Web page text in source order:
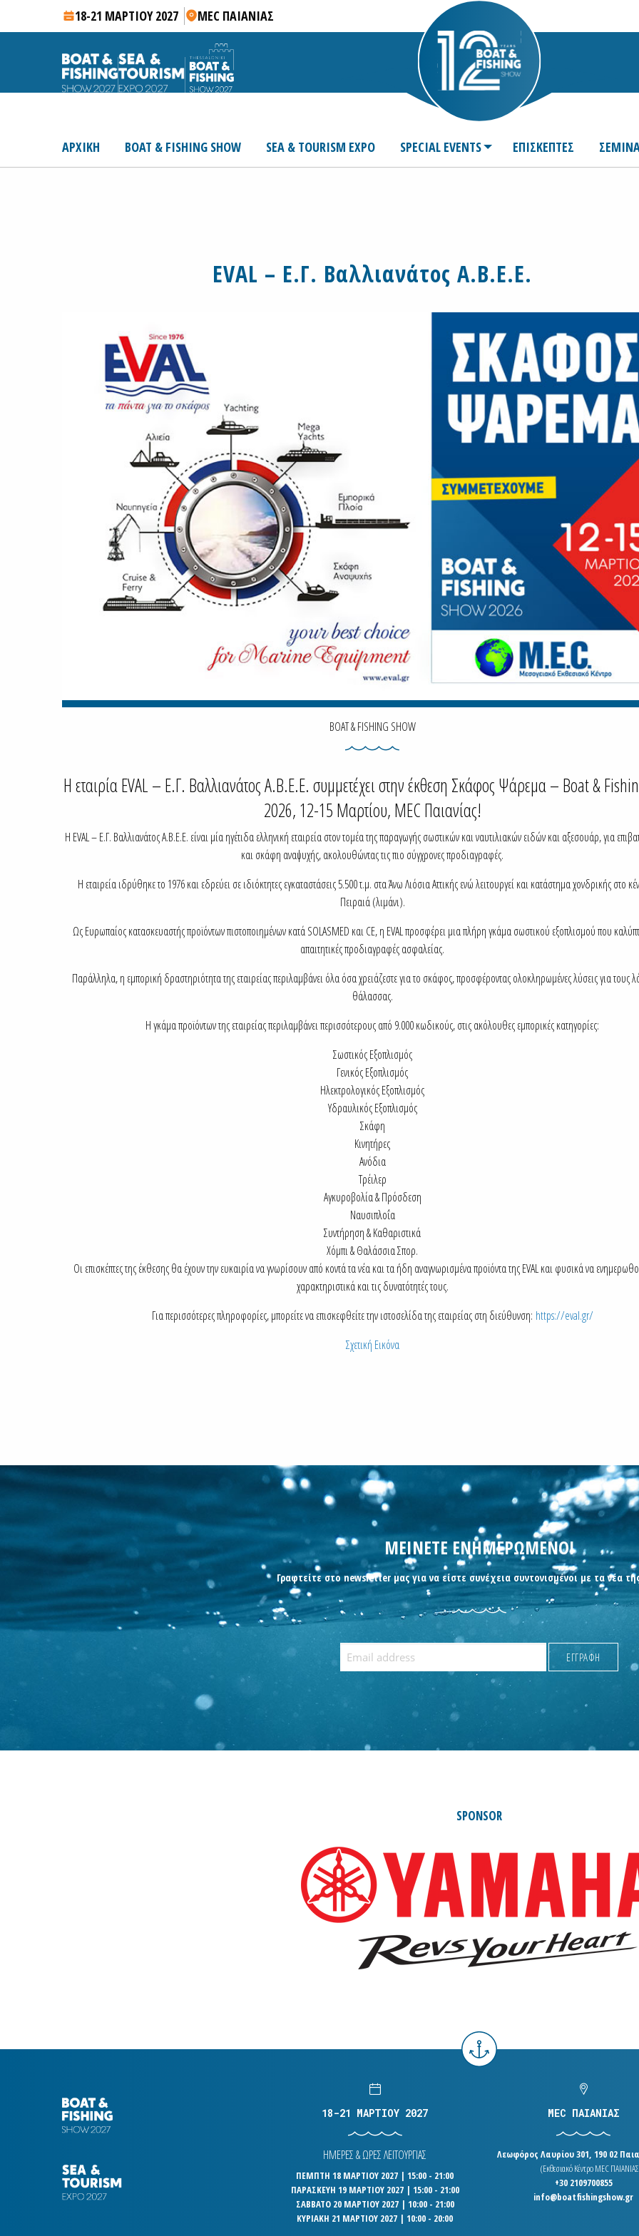
18-21 ΜΑΡΤΙΟΥ 2027 MEC ΠΑΙΑΝΙΑΣ
ΑΡΧΙΚΗ BOAT & FISHING SHOW SEA & TOURISM EXPO SPECIAL EVENTS ΕΠΙΣΚΕΠΤΕΣ
EVAL – Ε.Γ. Βαλλιανάτος Α.Β.Ε.Ε.
BOAT & FISHING SHOW
H εταιρία EVAL – Ε.Γ. Βαλλιανάτος Α.Β.Ε.Ε. συμμετέχει στην έκθεση Σκάφος Ψάρεμα – Boat &
2026, 12-15 Μαρτίου, MEC Παιανίας!
Η EVAL – Ε.Γ. Βαλλιανάτος Α.Β.Ε.Ε. είναι μία ηγέτιδα ελληνική εταιρεία στον τομέα της παραγωγής σωστικών και ναυτιλιακών ειδών και αξεσουάρ, για
και σκάφη αναψυχής, ακολουθώντας τις πιο σύγχρονες προδιαγραφές.
Η εταιρεία ιδρύθηκε το 1976 και εδρεύει σε ιδιόκτητες εγκαταστάσεις 5.500 τ.μ. στα Άνω Λιόσια Αττικής ενώ λειτουργεί και κατάστημα χονδρικής στο
Πειραιά (λιμάνι).
Ως Ευρωπαίος κατασκευαστής προϊόντων πιστοποιημένων κατά SOLASMED και CE, η EVAL προσφέρει μια πλήρη γκάμα σωστικού εξοπλισμού που
απαιτητικές προδιαγραφές ασφαλείας.
Παράλληλα, η εμπορική δραστηριότητα της εταιρείας περιλαμβάνει όλα όσα χρειάζεστε για το σκάφος, προσφέροντας ολοκληρωμένες λύσεις για τους
θάλασσας.
Η γκάμα προϊόντων της εταιρείας περιλαμβάνει περισσότερους από 9.000 κωδικούς, στις ακόλουθες εμπορικές κατηγορίες:
Σωστικός Εξοπλισμός
Γενικός Εξοπλισμός
Ηλεκτρολογικός Εξοπλισμός
Υδραυλικός Εξοπλισμός
Σκάφη
Κινητήρες
Ανόδια
Τρέιλερ
Αγκυροβολία & Πρόσδεση
Ναυσιπλοΐα
Συντήρηση & Καθαριστικά
Χόμπι & Θαλάσσια Σπορ.
Οι επισκέπτες της έκθεσης θα έχουν την ευκαιρία να γνωρίσουν από κοντά τα νέα και τα ήδη αναγνωρισμένα προϊόντα της EVAL και φυσικά να
χαρακτηριστικά και τις δυνατότητές τους.
Για περισσότερες πληροφορίες, μπορείτε να επισκεφθείτε την ιστοσελίδα της εταιρείας στη διεύθυνση: https://eval.gr/
Σχετική Εικόνα
ΜΕΙΝΕΤΕ ΕΝΗΜΕΡΩΜΕΝΟΙ
Γραφτείτε στο newsletter μας για να είστε συνέχεια συντονισμένοι με τα νέα
SPONSOR
18-21 ΜΑΡΤΙΟΥ 2027
ΗΜΕΡΕΣ & ΩΡΕΣ ΛΕΙΤΟΥΡΓΙΑΣ
ΠΕΜΠΤΗ 18 ΜΑΡΤΙΟΥ 2027 | 15:00 - 21:00
ΠΑΡΑΣΚΕΥΗ 19 ΜΑΡΤΙΟΥ 2027 | 15:00 - 21:00
ΣΑΒΒΑΤΟ 20 ΜΑΡΤΙΟΥ 2027 | 10:00 - 21:00
ΚΥΡΙΑΚΗ 21 ΜΑΡΤΙΟΥ 2027 | 10:00 - 20:00
MEC ΠΑΙΑΝΙΑΣ
Λεωφόρος Λαυρίου 301, 190 02
(Εκθεσιακό Κέντρο MEC
+30 2109700855
info@boatfishingshow.gr